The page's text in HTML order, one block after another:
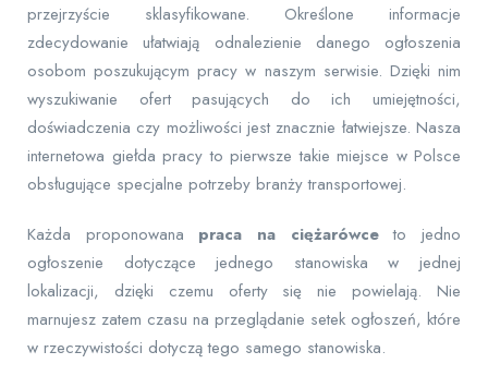
przejrzyście sklasyfikowane. Określone informacje
zdecydowanie ułatwiają odnalezienie danego ogłoszenia
osobom poszukującym pracy w naszym serwisie. Dzięki nim
wyszukiwanie ofert pasujących do ich umiejętności,
doświadczenia czy możliwości jest znacznie łatwiejsze. Nasza
internetowa giełda pracy to pierwsze takie miejsce w Polsce
obsługujące specjalne potrzeby branży transportowej.
Każda proponowana praca na ciężarówceto jedno
ogłoszenie dotyczące jednego stanowiska w jednej
lokalizacji, dzięki czemu oferty się nie powielają. Nie
marnujesz zatem czasu na przeglądanie setek ogłoszeń, które
w rzeczywistości dotyczą tego samego stanowiska.